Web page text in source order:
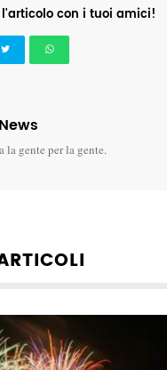
con i tuoi amici!
la gente per la gente.